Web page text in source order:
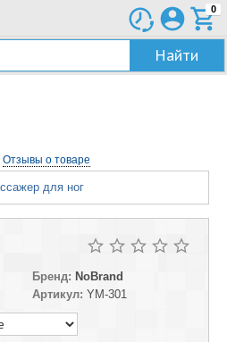
0
Найти
Отзывы о товаре
Бренд: NoBrand
Артикул: YM-301